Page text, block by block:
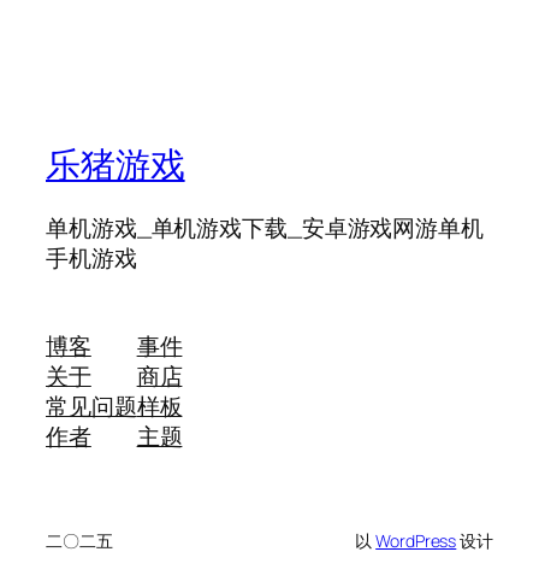
乐猪游戏
单机游戏_单机游戏下载_安卓游戏网游单机
手机游戏
博客
关于
常见问题
作者
事件
商店
样板
主题
二〇二五 以WordPress设计